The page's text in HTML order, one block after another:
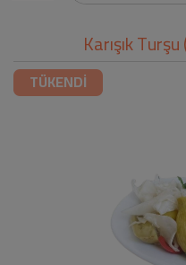
Karışık
TÜKENDİ